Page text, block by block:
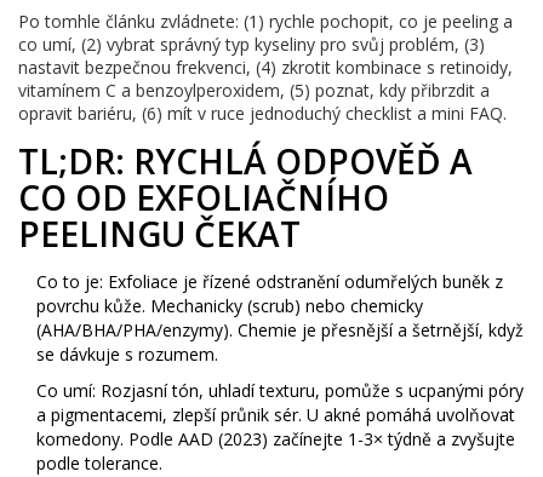
Po tomhle článku zvládnete: (1) rychle pochopit, co je peeling a
co umí, (2) vybrat správný typ kyseliny pro svůj problém, (3)
nastavit bezpečnou frekvenci, (4) zkrotit kombinace s retinoidy,
vitamínem C a benzoylperoxidem, (5) poznat, kdy přibrzdit a
opravit bariéru, (6) mít v ruce jednoduchý checklist a mini FAQ.
TL;DR: RYCHLÁ ODPOVĚĎ A
CO OD EXFOLIAČNÍHO
PEELINGU ČEKAT
Co to je: Exfoliace je řízené odstranění odumřelých buněk z
povrchu kůže. Mechanicky (scrub) nebo chemicky
(AHA/BHA/PHA/enzymy). Chemie je přesnější a šetrnější, když
se dávkuje s rozumem.
Co umí: Rozjasní tón, uhladí texturu, pomůže s ucpanými póry
a pigmentacemi, zlepší průnik sér. U akné pomáhá uvolňovat
komedony. Podle AAD (2023) začínejte 1-3× týdně a zvyšujte
podle tolerance.